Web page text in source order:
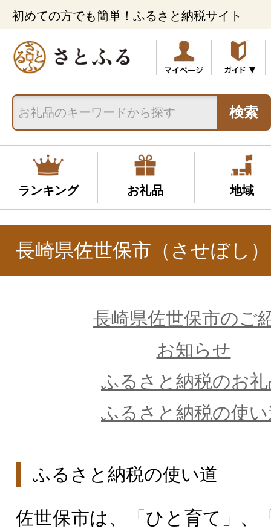
初めての方でも簡単！ふるさと納税サイト
検索
ランキング お礼品 地域
長崎県佐世保市（させぼし）
長崎県佐世保市のご
お知らせ
ふるさと納税のお
ふるさと納税の使
ふるさと納税の使い道
佐世保市は、「ひと育て」、